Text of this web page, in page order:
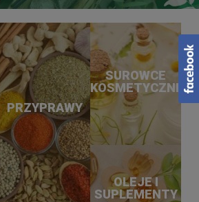
PRZYPRAWY
SUROWCE
KOSMETYCZNE
OLEJE I
SUPLEMENTY